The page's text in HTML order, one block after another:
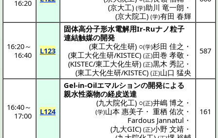
16:20
(京大工)(学)助川 竜一朗 ・
(京大院工)(学)有田 春輝
16:20～
16:40
L123
固体高分子形水電解用Ir-Ruナノ粒子
連結触媒の開発
(東工大化生研) ○(学)杉田 佳之 ・
(東工大化生研/KISTEC)(正)田巻 孝敬 ・
(KISTEC/東工大化生研)(正)黒木 秀記 ・
(東工大化生研/KISTEC)(正)山口 猛央
587
16:40～
17:00
L124
Gel-in-Oilエマルションの開発による
親水性薬物の経皮送達
(九大院化工) ○(正)井嶋 博之 ・
(学)山本 惠美子 ・重栖 佑次 ・
Fardous Jannatul ・
(九大GIC)(正)小野 文靖 ・
161